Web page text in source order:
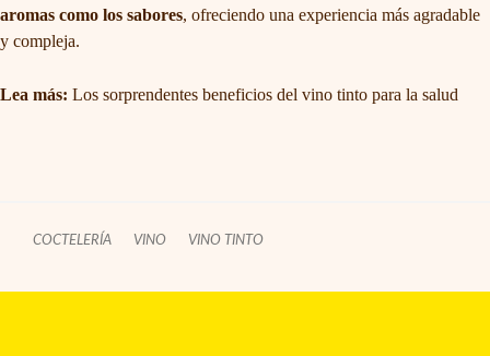
aromas como los sabores, ofreciendo una experiencia más agradable
y compleja.
Lea más: Los sorprendentes beneficios del vino tinto para la salud
COCTELERÍA VINO VINO TINTO